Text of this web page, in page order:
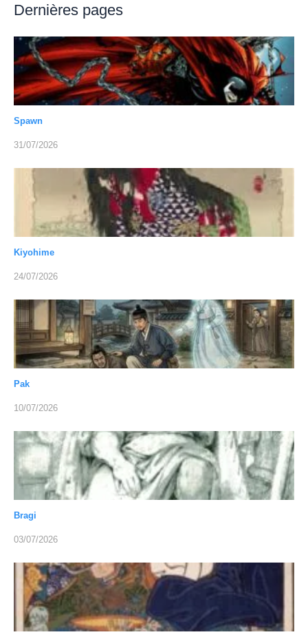
Dernières pages
Spawn
31/07/2026
Kiyohime
24/07/2026
Pak
10/07/2026
Bragi
03/07/2026